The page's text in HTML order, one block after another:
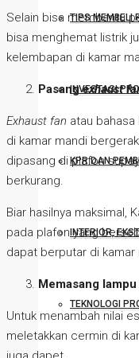
TIPS MEMBELI
INVESTASI
KPR DAN
INTERIOR,
TEKNOLOGI
Selain bisa membantu
bisa menghemat listrik
kelembapan di kamar
Pasangexhaust
Exhaust fan atau bahasa
di kamar mandi
dipasang di plafon
berkurang.
Biar hasilnya maksimal,
pada plafon yang
dapat berputar di kamar
Memasang
Untuk menambah nilai
meletakkan cermin di